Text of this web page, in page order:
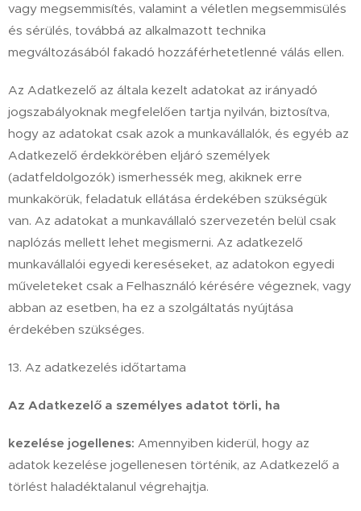
vagy megsemmisítés, valamint a véletlen megsemmisülés
és sérülés, továbbá az alkalmazott technika
megváltozásából fakadó hozzáférhetetlenné válás ellen.
Az Adatkezelő az általa kezelt adatokat az irányadó
jogszabályoknak megfelelően tartja nyilván, biztosítva,
hogy az adatokat csak azok a munkavállalók, és egyéb az
Adatkezelő érdekkörében eljáró személyek
(adatfeldolgozók) ismerhessék meg, akiknek erre
munkakörük, feladatuk ellátása érdekében szükségük
van. Az adatokat a munkavállaló szervezetén belül csak
naplózás mellett lehet megismerni. Az adatkezelő
munkavállalói egyedi kereséseket, az adatokon egyedi
műveleteket csak a Felhasználó kérésére végeznek, vagy
abban az esetben, ha ez a szolgáltatás nyújtása
érdekében szükséges.
13. Az adatkezelés időtartama
Az Adatkezelő a személyes adatot törli, ha
kezelése jogellenes: Amennyiben kiderül, hogy az
adatok kezelése jogellenesen történik, az Adatkezelő a
törlést haladéktalanul végrehajtja.